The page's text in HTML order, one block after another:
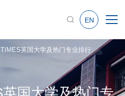
EN
英国大学及热门专业排行
国大学及热门专